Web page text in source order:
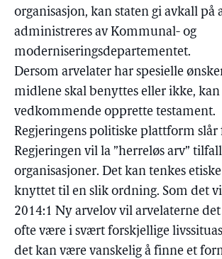
organisasjon, kan staten gi avkall på
administreres av Kommunal- og
moderniseringsdepartementet.
Dersom arvelater har spesielle
midlene skal benyttes eller ikke, kan
vedkommende opprette testament.
Regjeringens politiske plattform slår
Regjeringen vil la ”herreløs arv”
organisasjoner. Det kan tenkes
knyttet til en slik ordning. Som det
2014:1 Ny arvelov vil arvelaterne
ofte være i svært forskjellige
det kan være vanskelig å finne et